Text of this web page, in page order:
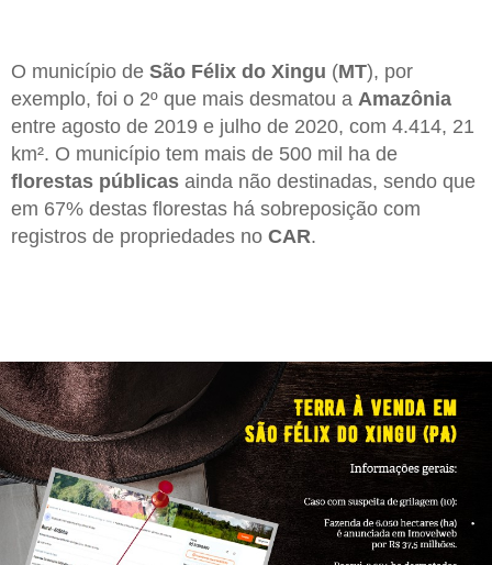
O município de São Félix do Xingu (MT), por
exemplo, foi o 2º que mais desmatou a Amazônia
entre agosto de 2019 e julho de 2020, com 4.414, 21
km². O município tem mais de 500 mil ha de
florestas públicas ainda não destinadas, sendo que
em 67% destas florestas há sobreposição com
registros de propriedades no CAR.